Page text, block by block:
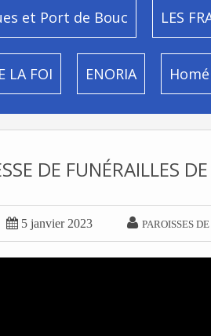
et Port de Bouc LES
LA FOI ENORIA
DE FUNÉRAILLES
 5 janvier 2023  PAROISSES